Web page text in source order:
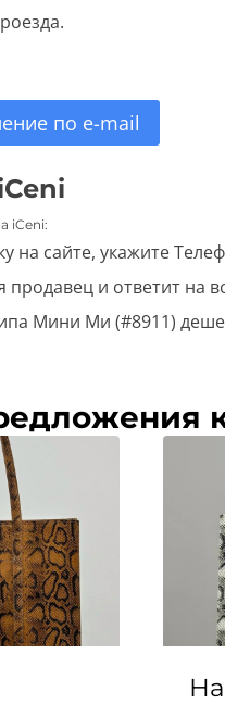
по e-mail
iCeni:
на сайте, укажите
продавец и ответит на
Мини Ми (#8911)